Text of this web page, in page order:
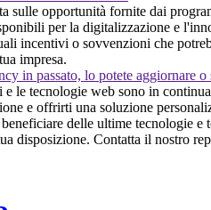
sulle opportunità fornite dai
per la digitalizzazione e
incentivi o sovvenzioni che
impresa.
in passato, lo potete aggiornare o
e le tecnologie web sono in
e offrirti una soluzione
delle ultime tecnologie
disposizione. Contatta il nostro